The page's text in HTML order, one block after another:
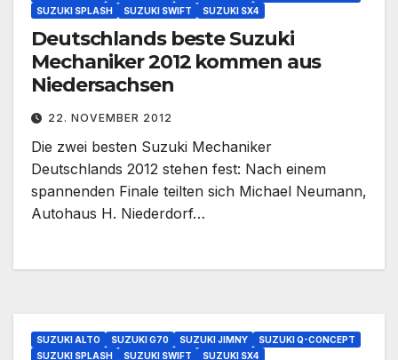
SUZUKI SPLASH
SUZUKI SWIFT SUZUKI SX4
Deutschlands beste Suzuki
Mechaniker 2012 kommen aus
Niedersachsen
22. NOVEMBER 2012
Die zwei besten Suzuki Mechaniker
Deutschlands 2012 stehen fest: Nach einem
spannenden Finale teilten sich Michael Neumann,
Autohaus H. Niederdorf…
SUZUKI ALTO SUZUKI G70 SUZUKI JIMNY
SUZUKI Q-CONCEPT
SUZUKI SPLASH
SUZUKI SWIFT SUZUKI SX4